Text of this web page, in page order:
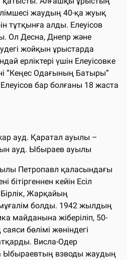
жаудың 40-қа жуық
тұтқынға алды. Елеуісов
Ол Десна, Днепр және
жойқын ұрыстарда
ерліктері үшін Елеуісовке
“Кеңес Одағының Батыры”
бар болғаны 18 жаста
ауд. Қаратал ауылы –
ауд. Ыбыраев ауылы
Петропавл қаласындағы
бітіргеннен кейін Есіл
Жарқайың
болды. 1942 жылдың
майданына жіберіліп, 50-
бөлімі жөніндегі
Висла-Одер
Ыбыраевтың взводы жаудың